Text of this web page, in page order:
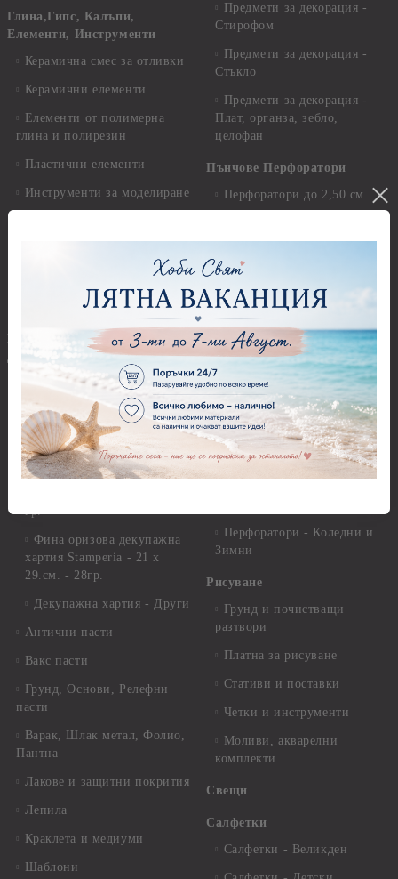
Глина,Гипс, Калъпи,
Елементи, Инструменти
Керамична смес за отливки
Керамични елементи
Елементи от полимерна
глина и полирезин
Пластични елементи
Инструменти за моделиране
Полимерна Глина
Приложни техники и
Декупаж
Декупажна хартия
Оризова декупажна
хартия А4 - Alchemy of Art -
25-30 гр.
Оризова декупажна хартия
гр.
Фина оризова декупажна
хартия Stamperia - 21 х
29.см. - 28гр.
Декупажна хартия - Други
Антични пасти
Вакс пасти
Грунд, Основи, Релефни
пасти
Варак, Шлак метал, Фолио,
Пантна
Лакове и защитни покрития
Лепила
Краклета и медиуми
Шаблони
Предмети за декорация -
Стирофом
Предмети за декорация -
Стъкло
Предмети за декорация -
Плат, органза, зебло,
целофан
Пънчове Перфоратори
Перфоратори до 2,50 см
Ъглови перфоратори
Перфоратори Основни
Фигури - кръгове, овали
Перфоратори - Сърца и
звезди
Перфоратори - Цветя, листа
и клонки
Перфоратори - Детски
Перфоратори - Коледни и
Зимни
Рисуване
Грунд и почистващи
разтвори
Платна за рисуване
Стативи и поставки
Четки и инструменти
Моливи, акварелни
комплекти
Свещи
Салфетки
Салфетки - Великден